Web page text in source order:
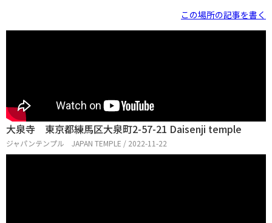
この場所の記事を書く
大泉寺 東京都練馬区大泉町2-57-21 Daisenji temple
ジャパンテンプル JAPAN TEMPLE / 2022-11-22